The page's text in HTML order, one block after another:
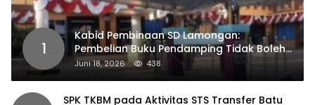
1
Kabid Pembinaan SD Lamongan:
Pembelian Buku Pendamping Tidak Boleh
Dipaksakan
Juni 18, 2026 438
SPK TKBM pada Aktivitas STS Transfer Batu